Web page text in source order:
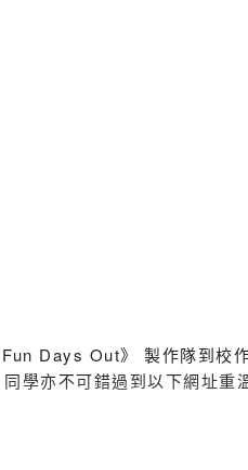
Days Out》 製作隊到校
學亦不可錯過到以下網址重